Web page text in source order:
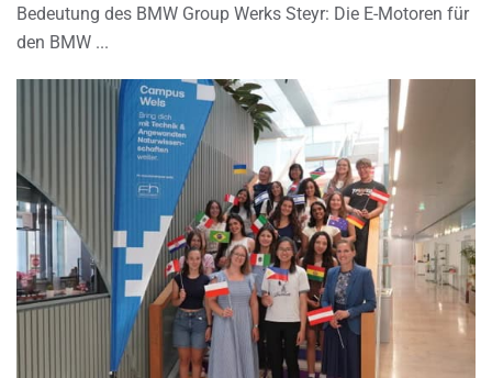
Bedeutung des BMW Group Werks Steyr: Die E-Motoren für
den BMW